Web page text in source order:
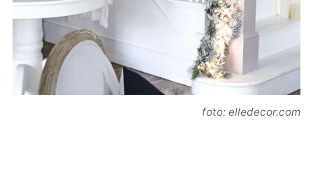
foto: elledecor.com